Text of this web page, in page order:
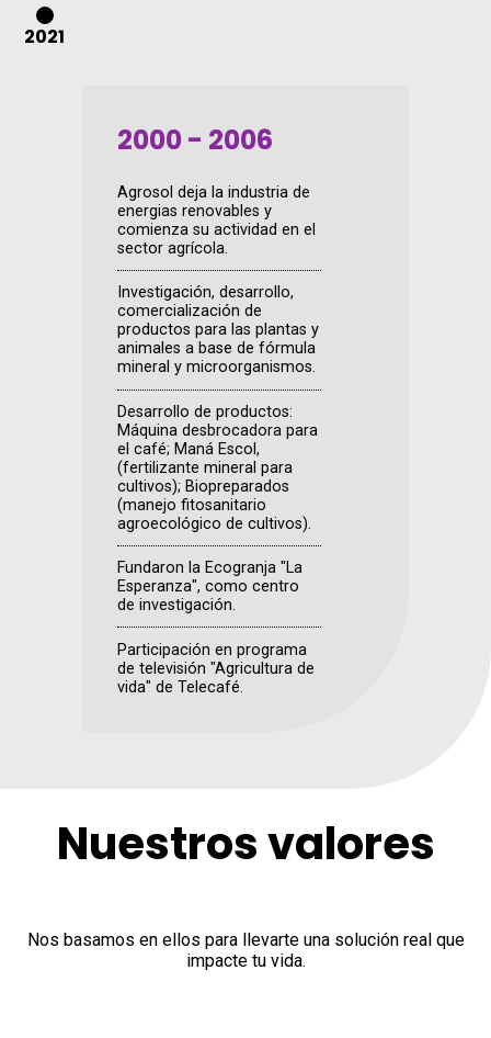
2021
2000 - 2006
Agrosol deja la industria de
energias renovables y
comienza su actividad en el
sector agrícola.
Investigación, desarrollo,
comercialización de
productos para las plantas y
animales a base de fórmula
mineral y microorganismos.
Desarrollo de productos:
Máquina desbrocadora para
el café; Maná Escol,
(fertilizante mineral para
cultivos); Biopreparados
(manejo fitosanitario
agroecológico de cultivos).
Fundaron la Ecogranja "La
Esperanza", como centro
de investigación.
Participación en programa
de televisión "Agricultura de
vida" de Telecafé.
Nuestros valores
Nos basamos en ellos para llevarte una solución real que
impacte tu vida.